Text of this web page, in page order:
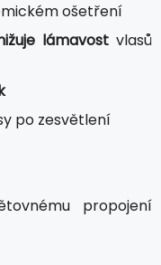
ošetření
lámavost vlasů
po zesvětlení
propojení